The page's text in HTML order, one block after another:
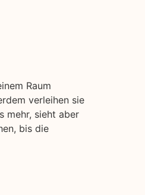
Raum
verleihen sie
mehr, sieht aber
bis die